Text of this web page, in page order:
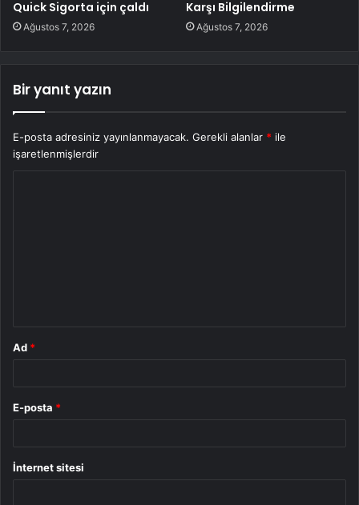
Quick Sigorta için çaldı
Ağustos 7, 2026
Karşı Bilgilendirme
Ağustos 7, 2026
Bir yanıt yazın
E-posta adresiniz yayınlanmayacak. Gerekli alanlar * ile
işaretlenmişlerdir
Ad *
E-posta *
İnternet sitesi